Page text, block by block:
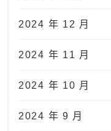
2024 年 12 月
2024 年 11 月
2024 年 10 月
2024 年 9 月